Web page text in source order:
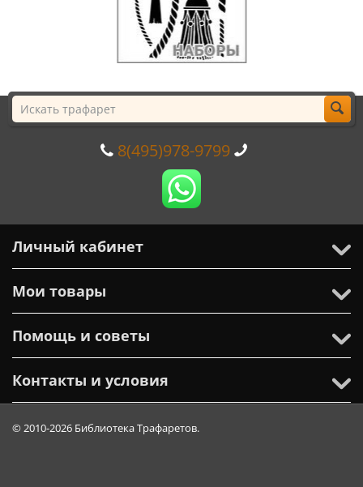
8(495)978-9799
Личный кабинет
Мои товары
Помощь и советы
Контакты и условия
© 2010-2026 Библиотека Трафаретов.